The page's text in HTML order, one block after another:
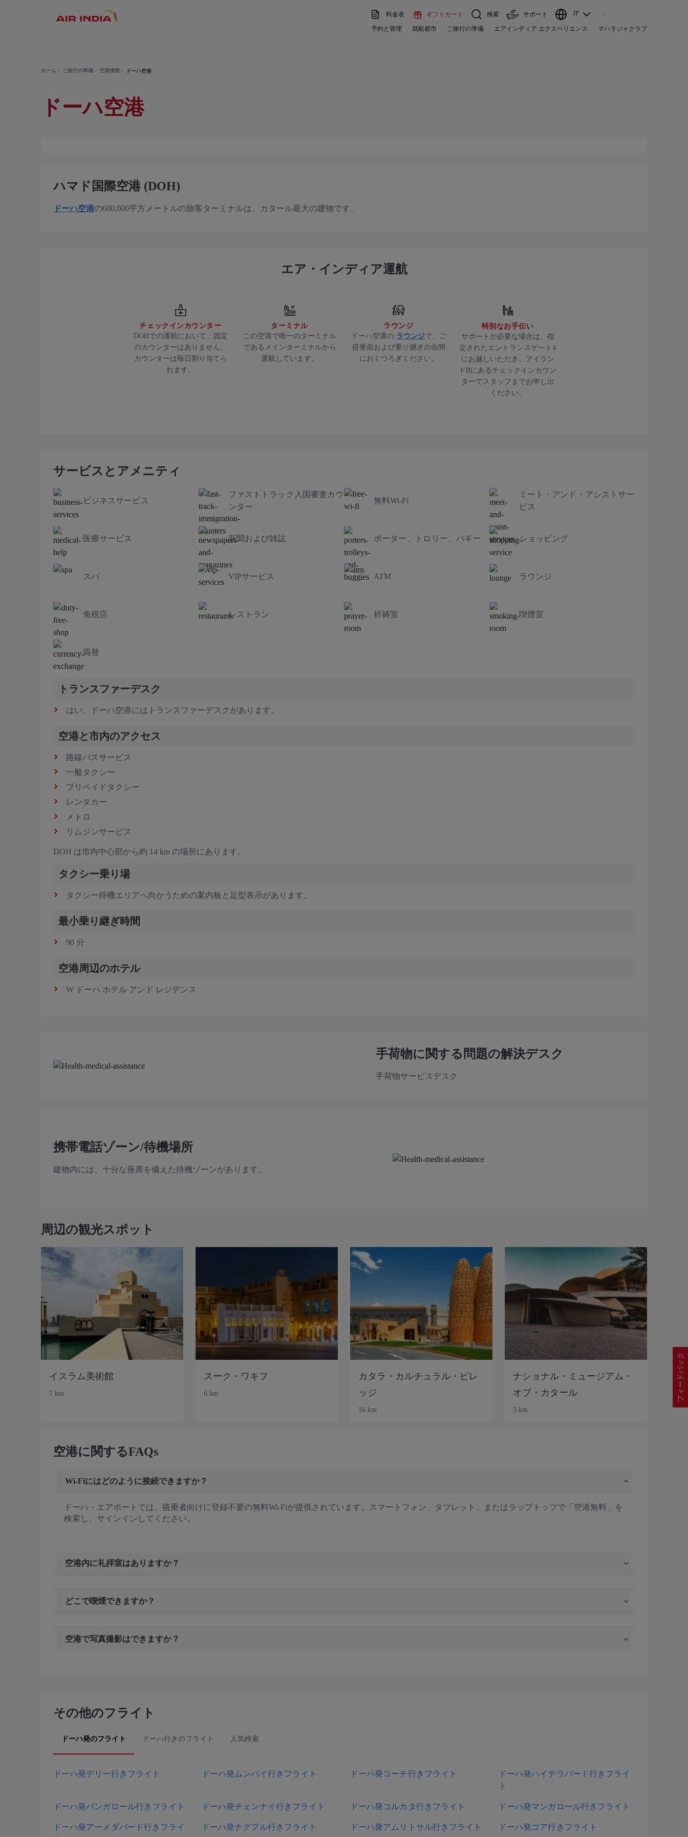
料金表 ギフトカード 検索 サポート JP
予約と管理 就航都市 ご旅行の準備 エアインディア エクスペリエンス マハラジャクラブ
フィードバック
ホーム ご旅行の準備 空港情報 ドーハ空港
ドーハ空港
ハマド国際空港 (DOH)
ドーハ空港の600,000平方メートルの旅客ターミナルは、カタール最大の建物です。
エア・インディア運航
チェックインカウンター
DOHでの運航において、固定
のカウンターはありません。
カウンターは毎日割り当てら
れます。
ターミナル
この空港で唯一のターミナル
であるメインターミナルから
運航しています。
ラウンジ
ドーハ空港の ラウンジで、ご
搭乗前および乗り継ぎの合間
におくつろぎください。
特別なお手伝い
サポートが必要な場合は、指
定されたエントランスゲート4
にお越しいただき、アイラン
ドBにあるチェックインカウン
ターでスタッフまでお申し出
ください。
サービスとアメニティ
ビジネスサービス
医療サービス
スパ
免税店
両替
ファストトラック入国審査カウ
ンター
新聞および雑誌
VIPサービス
レストラン
無料Wi-Fi
ポーター、トロリー、バギー
ATM
祈祷室
ミート・アンド・アシストサー
ビス
ショッピング
ラウンジ
喫煙室
トランスファーデスク
はい、ドーハ空港にはトランスファーデスクがあります。
空港と市内のアクセス
路線バスサービス
一般タクシー
プリペイドタクシー
レンタカー
メトロ
リムジンサービス
DOH は市内中心部から約 14 km の場所にあります。
タクシー乗り場
タクシー待機エリアへ向かうための案内板と足型表示があります。
最小乗り継ぎ時間
90 分
空港周辺のホテル
W ドーハ ホテル アンド レジデンス
手荷物に関する問題の解決デスク
手荷物サービスデスク
携帯電話ゾーン/待機場所
建物内には、十分な座席を備えた待機ゾーンがあります。
周辺の観光スポット
イスラム美術館
7 km
スーク・ワキフ
6 km
カタラ・カルチュラル・ビレ
ッジ
16 km
ナショナル・ミュージアム・
オブ・カタール
5 km
空港に関するFAQs
Wi-Fiにはどのように接続できますか？
ドーハ・エアポートでは、搭乗者向けに登録不要の無料Wi-Fiが提供されています。スマートフォン、タブレット、またはラップトップで「空港無料」を
検索し、サインインしてください。
空港内に礼拝室はありますか？
どこで喫煙できますか？
空港で写真撮影はできますか？
その他のフライト
ドーハ発のフライト ドーハ行きのフライト 人気検索
ドーハ発デリー行きフライト ドーハ発ムンバイ行きフライト ドーハ発コーチ行きフライト
ドーハ発ハイデラバード行きフライ
ト
ドーハ発バンガロール行きフライト ドーハ発チェンナイ行きフライト ドーハ発コルカタ行きフライト ドーハ発マンガロール行きフライト
ドーハ発アーメダバード行きフライ
ドーハ発ナグプル行きフライト ドーハ発アムリトサル行きフライト ドーハ発ゴア行きフライト